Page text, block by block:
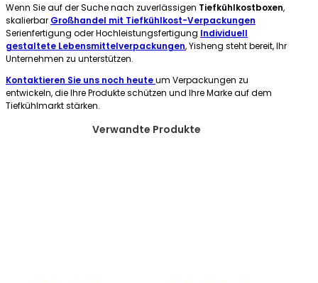
Wenn Sie auf der Suche nach zuverlässigen Tiefkühlkostboxen,
skalierbar Großhandel mit Tiefkühlkost-Verpackungen
Serienfertigung oder Hochleistungsfertigung Individuell
gestaltete Lebensmittelverpackungen, Yisheng steht bereit, Ihr
Unternehmen zu unterstützen.
Kontaktieren Sie uns noch heuteum Verpackungen zu
entwickeln, die Ihre Produkte schützen und Ihre Marke auf dem
Tiefkühlmarkt stärken.
Verwandte Produkte